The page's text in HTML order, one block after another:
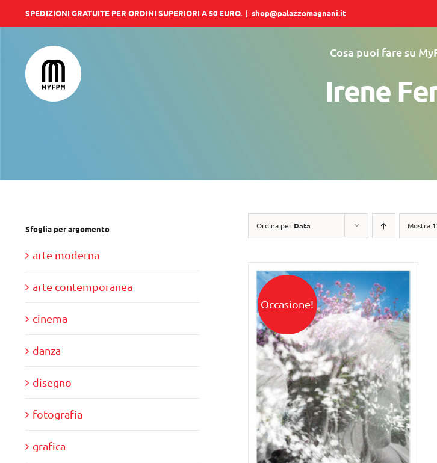
al
contenuto
SPEDIZIONI GRATUITE PER ORDINI SUPERIORI A 50 EURO. | shop@palazzomagnani.it
Cosa puoi fare su
Irene
Ordina per Data Mostra
Occasione!
Sfoglia per argomento
arte moderna
arte contemporanea
cinema
danza
disegno
fotografia
grafica